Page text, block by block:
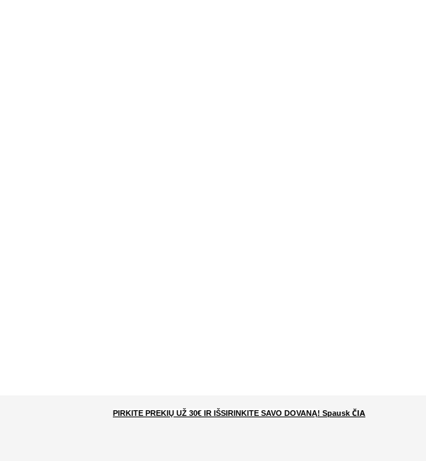
PIRKITE PREKIŲ UŽ 30€ IR IŠSIRINKITE SAVO DOVANĄ! Spausk ČIA